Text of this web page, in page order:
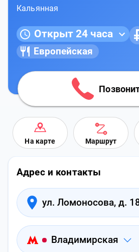
Кальянная
Открыт 24 часа
Европейская
На карте Маршрут
Адрес и контакты
ул. Ломоносова, д.
Владимирская